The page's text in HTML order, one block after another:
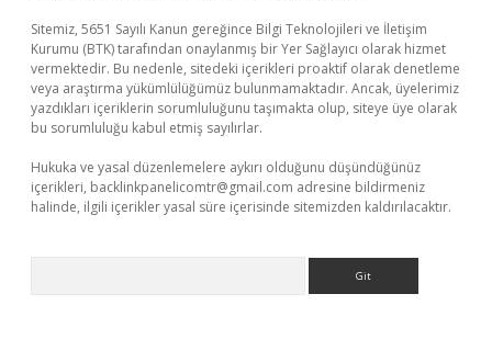
Sitemiz, 5651 Sayılı Kanun gereğince Bilgi Teknolojileri ve İletişim
Kurumu (BTK) tarafından onaylanmış bir Yer Sağlayıcı olarak hizmet
vermektedir. Bu nedenle, sitedeki içerikleri proaktif olarak denetleme
veya araştırma yükümlülüğümüz bulunmamaktadır. Ancak, üyelerimiz
yazdıkları içeriklerin sorumluluğunu taşımakta olup, siteye üye olarak
bu sorumluluğu kabul etmiş sayılırlar.
Hukuka ve yasal düzenlemelere aykırı olduğunu düşündüğünüz
içerikleri, backlinkpanelicomtr@gmail.com adresine bildirmeniz
halinde, ilgili içerikler yasal süre içerisinde sitemizden kaldırılacaktır.